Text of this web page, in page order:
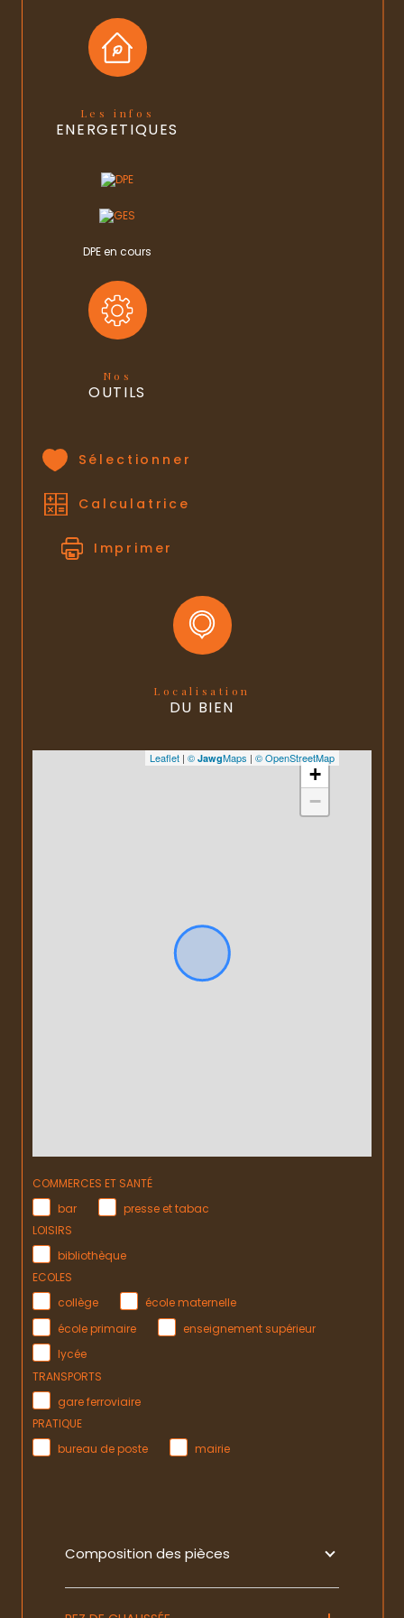
Balcon
Terrasse
Surface cave (m²)
Année de construction
Copropriété
Lot n°
nombre de lots
Quote Part annuelle des charges
plan de sauvegarde
Les infos
ENERGETIQUES
DPE en cours
Nos
OUTILS
Sélectionner
Calculatrice
Imprimer
Localisation
DU BIEN
+
−
Leaflet | © JawgMaps | © OpenStreetMap
COMMERCES ET SANTÉ
bar
presse et tabac
LOISIRS
bibliothèque
ECOLES
collège
école maternelle
école primaire
enseignement supérieur
lycée
TRANSPORTS
gare ferroviaire
PRATIQUE
bureau de poste
mairie
Composition des pièces